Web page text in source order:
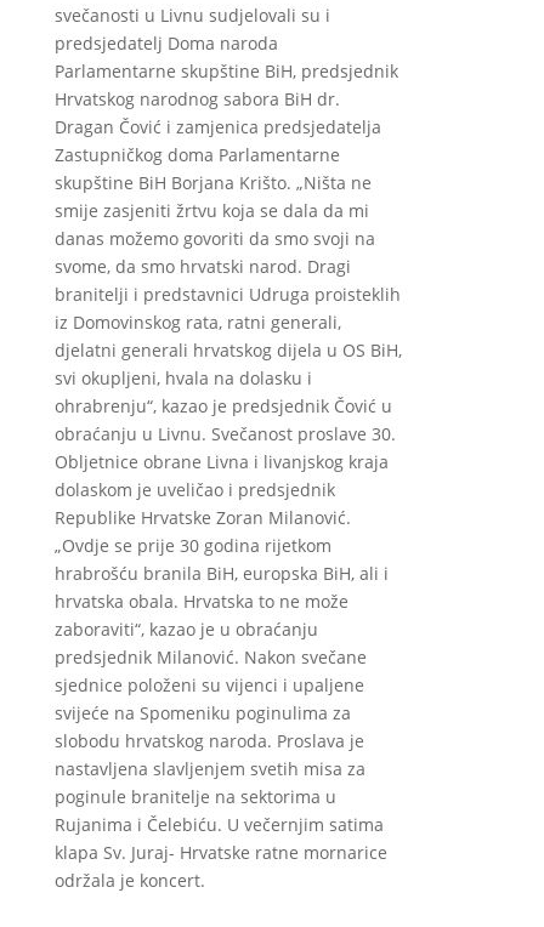
svečanosti u Livnu sudjelovali su i
predsjedatelj Doma naroda
Parlamentarne skupštine BiH, predsjednik
Hrvatskog narodnog sabora BiH dr.
Dragan Čović i zamjenica predsjedatelja
Zastupničkog doma Parlamentarne
skupštine BiH Borjana Krišto. „Ništa ne
smije zasjeniti žrtvu koja se dala da mi
danas možemo govoriti da smo svoji na
svome, da smo hrvatski narod. Dragi
branitelji i predstavnici Udruga proisteklih
iz Domovinskog rata, ratni generali,
djelatni generali hrvatskog dijela u OS BiH,
svi okupljeni, hvala na dolasku i
ohrabrenju“, kazao je predsjednik Čović u
obraćanju u Livnu. Svečanost proslave 30.
Obljetnice obrane Livna i livanjskog kraja
dolaskom je uveličao i predsjednik
Republike Hrvatske Zoran Milanović.
„Ovdje se prije 30 godina rijetkom
hrabrošću branila BiH, europska BiH, ali i
hrvatska obala. Hrvatska to ne može
zaboraviti“, kazao je u obraćanju
predsjednik Milanović. Nakon svečane
sjednice položeni su vijenci i upaljene
svijeće na Spomeniku poginulima za
slobodu hrvatskog naroda. Proslava je
nastavljena slavljenjem svetih misa za
poginule branitelje na sektorima u
Rujanima i Čelebiću. U večernjim satima
klapa Sv. Juraj- Hrvatske ratne mornarice
održala je koncert.